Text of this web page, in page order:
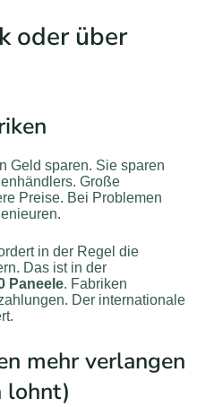
oder über
Geld sparen. Sie sparen
Große
Preise. Bei Problemen
in der Regel die
Das ist in der
Paneele. Fabriken
Der internationale
mehr verlangen
lohnt)